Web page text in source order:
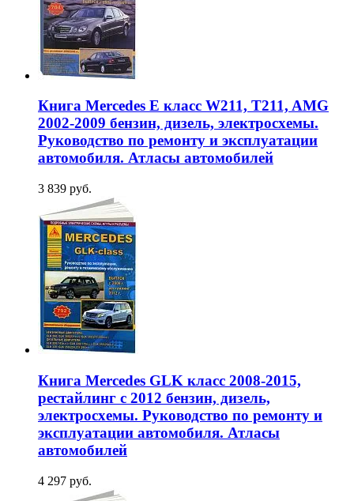
Книга Mercedes E класс W211, T211, AMG
2002-2009 бензин, дизель, электросхемы.
Руководство по ремонту и эксплуатации
автомобиля. Атласы автомобилей
3 839 руб.
Книга Mercedes GLK класс 2008-2015,
рестайлинг с 2012 бензин, дизель,
электросхемы. Руководство по ремонту и
эксплуатации автомобиля. Атласы
автомобилей
4 297 руб.